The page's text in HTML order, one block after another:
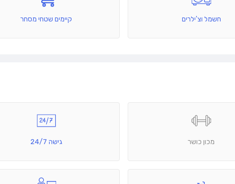
חשמל וצ'ילרים קיימים שטחי מסחר
מכון כושר גישה 24/7